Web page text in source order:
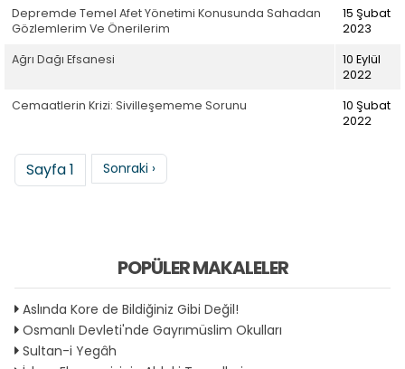
Depremde Temel Afet Yönetimi Konusunda Sahadan
Gözlemlerim Ve Önerilerim
15 Şubat
2023
Ağrı Dağı Efsanesi
10 Eylül
2022
Cemaatlerin Krizi: Sivilleşememe Sorunu
10 Şubat
2022
Sayfalama
Sayfa 1 Sonraki sayfa
Sonraki ›
POPÜLER MAKALELER
Aslında Kore de Bildiğiniz Gibi Değil!
Osmanlı Devleti'nde Gayrımüslim Okulları
Sultan-i Yegâh